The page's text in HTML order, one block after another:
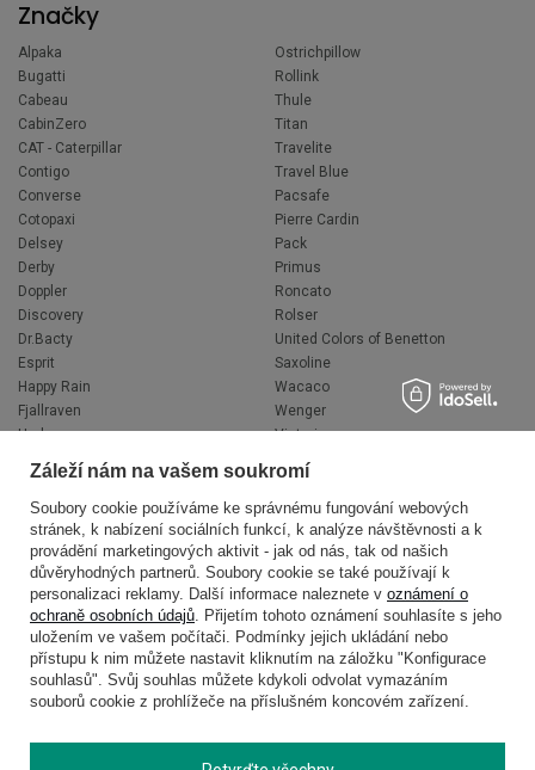
Značky
Alpaka
Bugatti
Cabeau
CabinZero
CAT - Caterpillar
Contigo
Converse
Cotopaxi
Delsey
Derby
Doppler
Discovery
Dr.Bacty
Esprit
Happy Rain
Fjallraven
Hedgren
Herschel
Jeep
Knirps
LEGO
National Geographic
Ogio
Ostrichpillow
Rollink
Thule
Titan
Travelite
Travel Blue
Pacsafe
Pierre Cardin
Pack
Primus
Roncato
Rolser
United Colors of Benetton
Saxoline
Wacaco
Wenger
Victorinox
Volkswagen
XD Design
Zojirushi
Muitomas
FLYNKA
VANS
Záleží nám na vašem soukromí
Soubory cookie používáme ke správnému fungování webových
stránek, k nabízení sociálních funkcí, k analýze návštěvnosti a k
provádění marketingových aktivit - jak od nás, tak od našich
důvěryhodných partnerů. Soubory cookie se také používají k
personalizaci reklamy. Další informace naleznete v oznámení o
ochraně osobních údajů. Přijetím tohoto oznámení souhlasíte s jeho
uložením ve vašem počítači. Podmínky jejich ukládání nebo
přístupu k nim můžete nastavit kliknutím na záložku "Konfigurace
souhlasů". Svůj souhlas můžete kdykoli odvolat vymazáním
souborů cookie z prohlížeče na příslušném koncovém zařízení.